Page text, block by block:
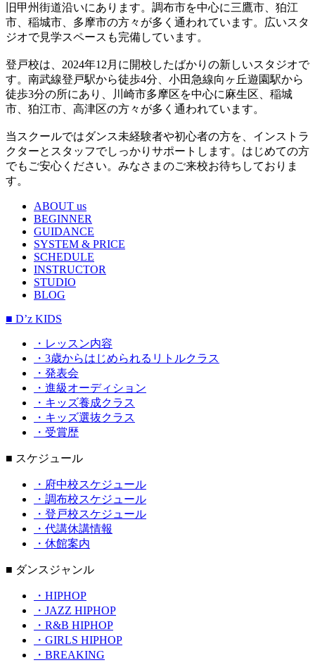
旧甲州街道沿いにあります。調布市を中心に三鷹市、狛江
市、稲城市、多摩市の方々が多く通われています。広いスタ
ジオで見学スペースも完備しています。
登戸校は、2024年12月に開校したばかりの新しいスタジオで
す。南武線登戸駅から徒歩4分、小田急線向ヶ丘遊園駅から
徒歩3分の所にあり、川崎市多摩区を中心に麻生区、稲城
市、狛江市、高津区の方々が多く通われています。
当スクールではダンス未経験者や初心者の方を、インストラ
クターとスタッフでしっかりサポートします。はじめての方
でもご安心ください。みなさまのご来校お待ちしておりま
す。
ABOUT us
BEGINNER
GUIDANCE
SYSTEM & PRICE
SCHEDULE
INSTRUCTOR
STUDIO
BLOG
■ D’z KIDS
・レッスン内容
・3歳からはじめられるリトルクラス
・発表会
・進級オーディション
・キッズ養成クラス
・キッズ選抜クラス
・受賞歴
■ スケジュール
・府中校スケジュール
・調布校スケジュール
・登戸校スケジュール
・代講休講情報
・休館案内
■ ダンスジャンル
・HIPHOP
・JAZZ HIPHOP
・R&B HIPHOP
・GIRLS HIPHOP
・BREAKING